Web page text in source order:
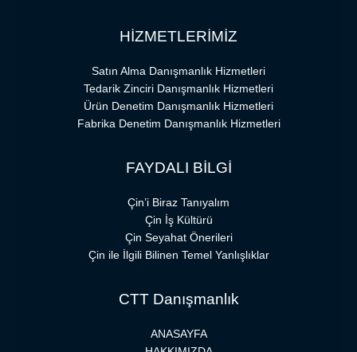
HİZMETLERİMİZ
Satın Alma Danışmanlık Hizmetleri
Tedarik Zinciri Danışmanlık Hizmetleri
Ürün Denetim Danışmanlık Hizmetleri
Fabrika Denetim Danışmanlık Hizmetleri
FAYDALI BİLGİ
Çin’i Biraz Tanıyalım
Çin İş Kültürü
Çin Seyahat Önerileri
Çin ile İlgili Bilinen Temel Yanlışlıklar
CTT Danışmanlık
ANASAYFA